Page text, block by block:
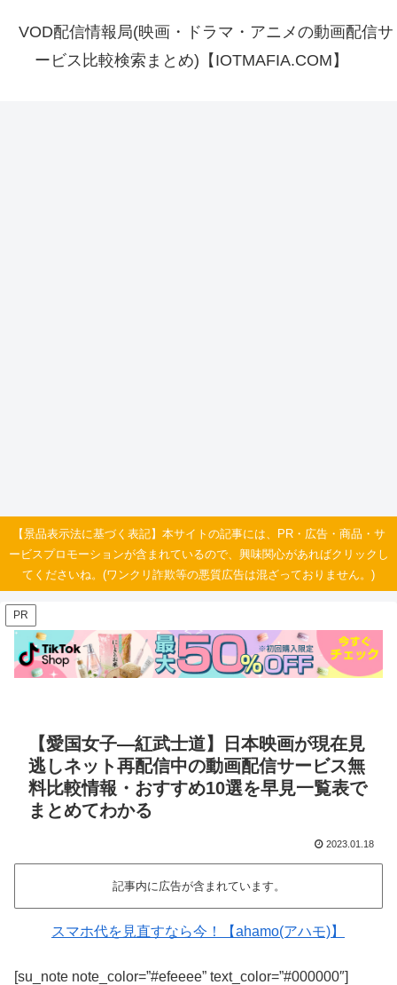
VOD配信情報局(映画・ドラマ・アニメの動画配信サ
ービス比較検索まとめ)【IOTMAFIA.COM】
【景品表示法に基づく表記】本サイトの記事には、PR・広告・商品・サ
ービスプロモーションが含まれているので、興味関心があればクリックし
てくださいね。(ワンクリ詐欺等の悪質広告は混ざっておりません。)
PR
【愛国女子―紅武士道】日本映画が現在見
逃しネット再配信中の動画配信サービス無
料比較情報・おすすめ10選を早見一覧表で
まとめてわかる
2023.01.18
記事内に広告が含まれています。
スマホ代を見直すなら今！【ahamo(アハモ)】
[su_note note_color=”#efeeee” text_color=”#000000″]